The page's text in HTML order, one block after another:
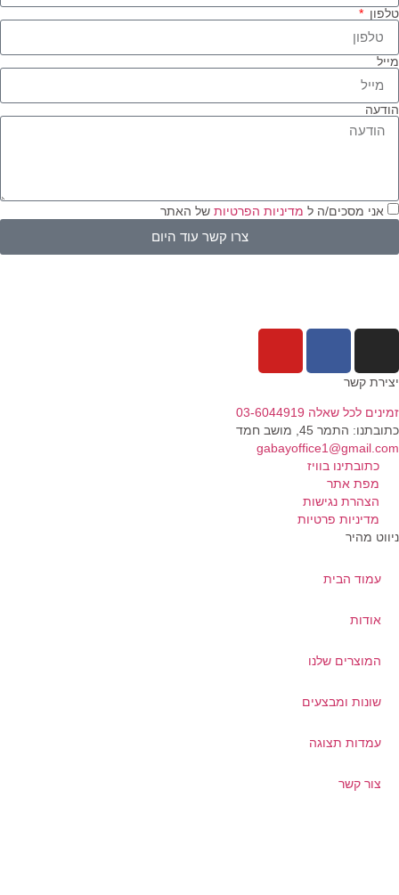
אני מסכים/ה למדיניות הפרטיותשל האתר
צרו קשר עוד היום
קשר
לכל שאלה 03-6044919
התמר 45, מושב חמד​
כתובתינו בוויז
מפת אתר
הצהרת נגישות
מדיניות פרטיות
מהיר
עמוד הבית
אודות
המוצרים שלנו
שונות ומבצעים
עמדות תצוגה
צור קשר